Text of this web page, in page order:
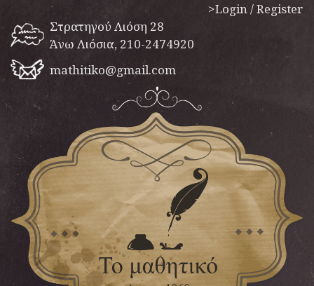
>Login / Register
Στρατηγού Λιόση 28
Άνω Λιόσια, 210-2474920
mathitiko@gmail.com